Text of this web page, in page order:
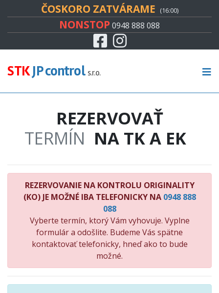
ČOSKORO ZATVÁRAME (16:00)
NONSTOP0948 888 088
FacebookInstagram
STKJP control s.r.o.
REZERVOVAŤ
TERMÍN NA TK A EK
REZERVOVANIE NA KONTROLU ORIGINALITY
(KO) JE MOŽNÉ IBA TELEFONICKY NA 0948 888
088
Vyberte termín, ktorý Vám vyhovuje. Vyplne
formulár a odošlite. Budeme Vás spätne
kontaktovať telefonicky, hneď ako to bude
možné.
CENNÍK
KONTROLA ORIGINALITY
RECENZIE